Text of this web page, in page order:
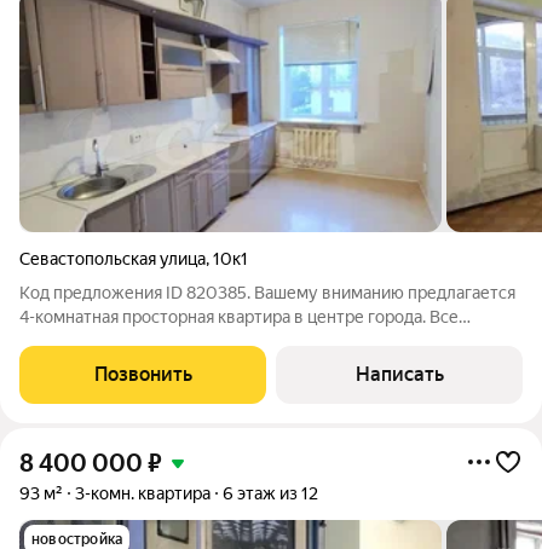
Севастопольская улица,10к1
Код предложения ID 820385. Вашему вниманию предлагается
4-комнатная просторная квартира в центре города. Все
остальные комнаты требуют ремонта. Парковка охраняемая во
дворе за шлагбаумом,
Позвонить Написать
8 400 000 ₽
93 м² 3-комн. квартира 6 этаж из 12
новостройка